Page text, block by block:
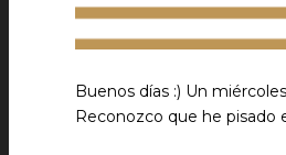
Buenos días :) Un
Reconozco que he pisado